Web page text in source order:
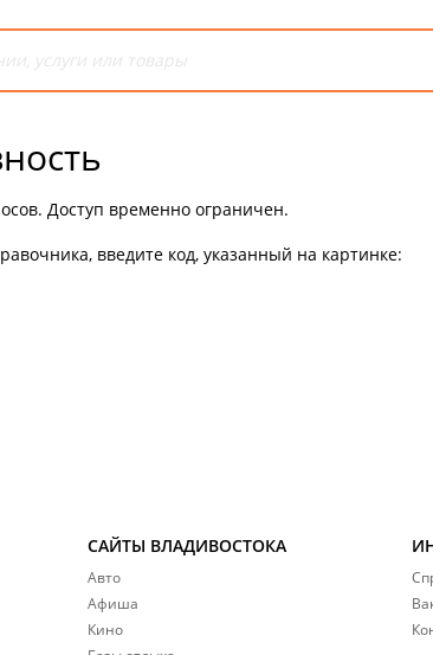
Доступ временно ограничен.
введите код, указанный на картинке:
САЙТЫ ВЛАДИВОСТОКА
Авто
Афиша
Кино